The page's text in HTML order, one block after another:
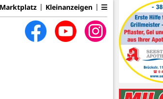
Marktplatz Kleinanzeigen